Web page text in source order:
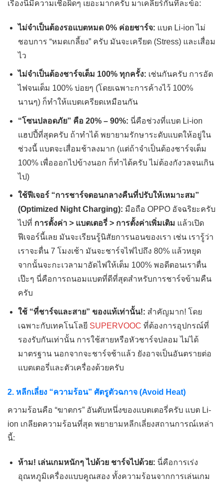
เรื่องนี้มีความเชื่อผิดๆ เยอะมากครับ มาเคลียร์กันทีละข้อ:
ไม่จำเป็นต้องรอแบตหมด 0% ค่อยชาร์จ: แบต Li-ion ไม่
ชอบการ “หมดเกลี้ยง” ครับ มันจะเครียด (Stress) และเสื่อม
ไว
ไม่จำเป็นต้องชาร์จเต็ม 100% ทุกครั้ง: เช่นกันครับ การอัด
ไฟจนเต็ม 100% บ่อยๆ (โดยเฉพาะการค้างไว้ 100%
นานๆ) ก็ทำให้แบตเครียดเหมือนกัน
“โซนปลอดภัย” คือ 20% – 90%: นี่คือช่วงที่แบต Li-ion
แฮปปี้ที่สุดครับ ถ้าทำได้ พยายามรักษาระดับแบตให้อยู่ใน
ช่วงนี้ แบตจะเสื่อมช้าลงมาก (แต่ถ้าจำเป็นต้องชาร์จเต็ม
100% เพื่อออกไปข้างนอก ก็ทำได้ครับ ไม่ต้องกังวลจนเกิน
ไป)
ใช้ฟีเจอร์ “การชาร์จตอนกลางคืนที่ปรับให้เหมาะสม”
(Optimized Night Charging): มือถือ OPPO อัจฉริยะครับ
ไปที่ การตั้งค่า > แบตเตอรี่ > การตั้งค่าเพิ่มเติม แล้วเปิด
ฟีเจอร์นี้เลย มันจะเรียนรู้นิสัยการนอนของเรา เช่น เรารู้ว่า
เราจะตื่น 7 โมงเช้า มันจะชาร์จไฟไปถึง 80% แล้วหยุด
จากนั้นจะกะเวลามาอัดไฟให้เต็ม 100% พอดีตอนเราตื่น
เป๊ะๆ นี่คือการถนอมแบตที่ดีที่สุดสำหรับการชาร์จข้ามคืน
ครับ
ใช้ “ที่ชาร์จและสาย” ของแท้เท่านั้น!: สำคัญมาก! โดย
เฉพาะกับเทคโนโลยี SUPERVOOC ที่ต้องการอุปกรณ์ที่
รองรับกันเท่านั้น การใช้สายหรือหัวชาร์จปลอม ไม่ได้
มาตรฐาน นอกจากจะชาร์จช้าแล้ว ยังอาจเป็นอันตรายต่อ
แบตเตอรี่และตัวเครื่องด้วยครับ
2. หลีกเลี่ยง “ความร้อน” ศัตรูตัวฉกาจ (Avoid Heat)
ความร้อนคือ “ฆาตกร” อันดับหนึ่งของแบตเตอรี่ครับ แบต Li-
ion เกลียดความร้อนที่สุด พยายามหลีกเลี่ยงสถานการณ์เหล่า
นี้:
ห้าม! เล่นเกมหนักๆ ไปด้วย ชาร์จไปด้วย: นี่คือการเร่ง
อุณหภูมิเครื่องแบบคูณสอง ทั้งความร้อนจากการเล่นเกม